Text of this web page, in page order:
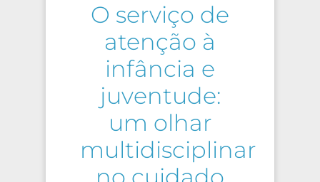
O serviço de
atenção à
infância e
juventude:
um olhar
multidisciplinar